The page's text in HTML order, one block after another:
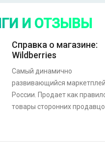
И ОТЗЫВЫ
Справка о магазине:
Wildberries
Самый динамично
развивающийся
России. Продает как
товары сторонних